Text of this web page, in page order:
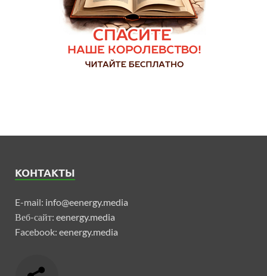
КОНТАКТЫ
E-mail: info@eenergy.media
Веб-сайт: eenergy.media
Facebook: eenergy.media